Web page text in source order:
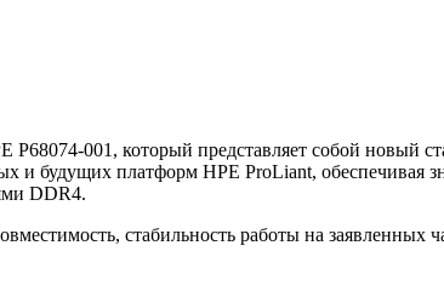
001, который представляет собой новый
и будущих платформ HPE ProLiant, обеспечивая
DDR4.
стабильность работы на